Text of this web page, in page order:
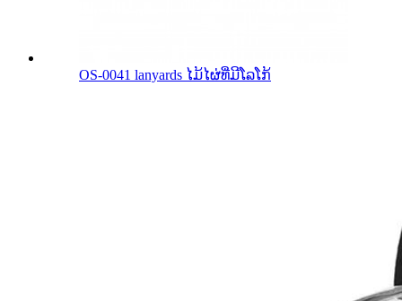
OS-0041 lanyards ໄມ້ໄຜ່ທີ່ມີໂລໂກ້